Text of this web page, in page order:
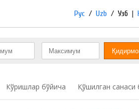
Рус / Uzb / Узб |
Кўришлар бўйича Қўшилган санаси